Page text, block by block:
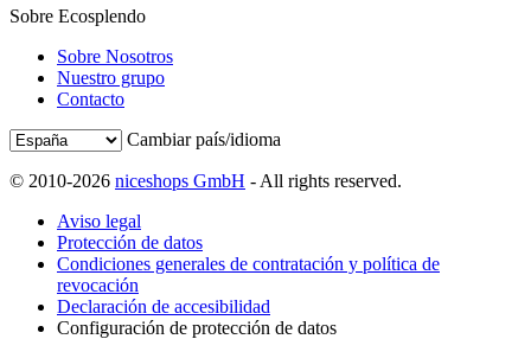
Sobre Ecosplendo
Sobre Nosotros
Nuestro grupo
Contacto
Cambiar país/idioma
© 2010-2026 niceshops GmbH - All rights reserved.
Aviso legal
Protección de datos
Condiciones generales de contratación y política de
revocación
Declaración de accesibilidad
Configuración de protección de datos